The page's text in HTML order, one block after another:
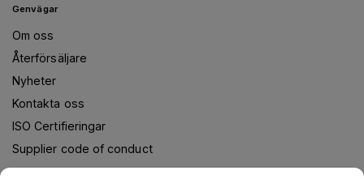
Genvägar
Om oss
Återförsäljare
Nyheter
Kontakta oss
ISO Certifieringar
Supplier code of conduct